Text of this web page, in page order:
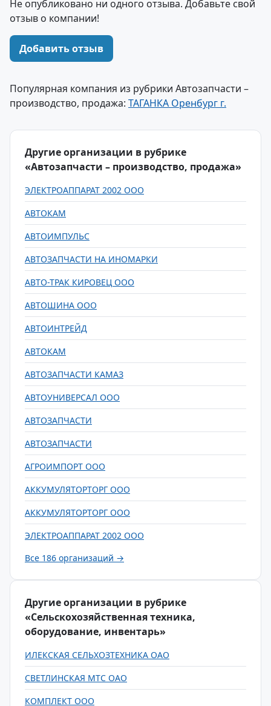
Не опубликовано ни одного отзыва. Добавьте свой
отзыв о компании!
Добавить отзыв
Популярная компания из рубрики Автозапчасти –
производство, продажа: ТАГАНКА Оренбург г.
Другие организации в рубрике
«Автозапчасти – производство, продажа»
ЭЛЕКТРОАППАРАТ 2002 ООО
АВТОКАМ
АВТОИМПУЛЬС
АВТОЗАПЧАСТИ НА ИНОМАРКИ
АВТО-ТРАК КИРОВЕЦ ООО
АВТОШИНА ООО
АВТОИНТРЕЙД
АВТОКАМ
АВТОЗАПЧАСТИ КАМАЗ
АВТОУНИВЕРСАЛ ООО
АВТОЗАПЧАСТИ
АВТОЗАПЧАСТИ
АГРОИМПОРТ ООО
АККУМУЛЯТОРТОРГ ООО
АККУМУЛЯТОРТОРГ ООО
ЭЛЕКТРОАППАРАТ 2002 ООО
Все 186 организаций →
Другие организации в рубрике
«Сельскохозяйственная техника,
оборудование, инвентарь»
ИЛЕКСКАЯ СЕЛЬХОЗТЕХНИКА ОАО
СВЕТЛИНСКАЯ МТС ОАО
КОМПЛЕКТ ООО